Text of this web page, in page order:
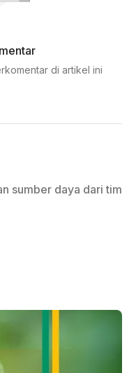
di artikel ini
sumber daya dari tim